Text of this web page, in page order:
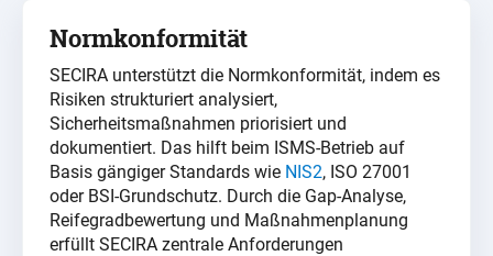
Normkonformität
SECIRA unterstützt die Normkonformität, indem es
Risiken strukturiert analysiert,
Sicherheitsmaßnahmen priorisiert und
dokumentiert. Das hilft beim ISMS-Betrieb auf
Basis gängiger Standards wie NIS2, ISO 27001
oder BSI-Grundschutz. Durch die Gap-Analyse,
Reifegradbewertung und Maßnahmenplanung
erfüllt SECIRA zentrale Anforderungen